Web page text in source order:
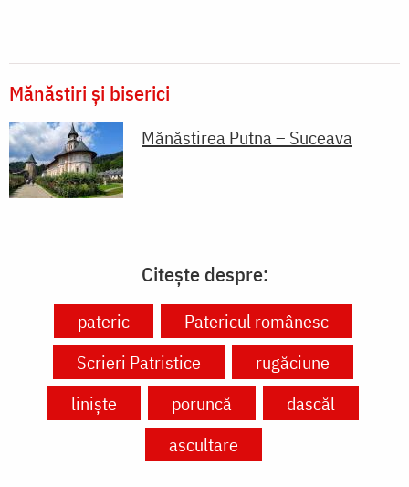
Mănăstiri și biserici
Mănăstirea Putna – Suceava
Citește despre:
pateric
Patericul românesc
Scrieri Patristice
rugăciune
liniște
poruncă
dascăl
ascultare